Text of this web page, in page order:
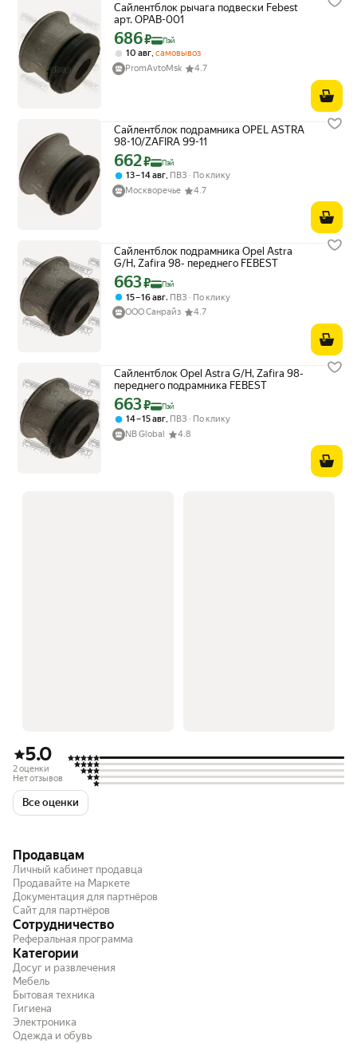
Сайлентблок рычага подвески Febest
арт. OPAB-001
Цена с картой Яндекс Пэй 686 ₽ вместо
686₽ Пэй
10 авг, самовывоз
PromAvtoMsk
4.7
Сайлентблок подрамника OPEL ASTRA
98-10/ZAFIRA 99-11
Цена с картой Яндекс Пэй 662 ₽ вместо
662₽ Пэй
13 – 14 авг ПВЗ
По клику
Москворечье
4.7
Сайлентблок подрамника Opel Astra
G/H, Zafira 98- переднего FEBEST
Цена с картой Яндекс Пэй 663 ₽ вместо
663₽ Пэй
15 – 16 авг, ПВЗ
По клику
ООО Санрайз
4.7
Сайлентблок Opel Astra G/H, Zafira 98-
переднего подрамника FEBEST
Цена с картой Яндекс Пэй 663 ₽ вместо
663₽ Пэй
14 – 15 авг, ПВЗ
По клику
NB Global
4.8
5.0
2 оценки
Нет отзывов
Все оценки
Продавцам
Личный кабинет продавца
Продавайте на Маркете
Документация для партнёров
Сайт для партнёров
Сотрудничество
Реферальная программа
Категории
Досуг и развлечения
Мебель
Бытовая техника
Гигиена
Электроника
Одежда и обувь